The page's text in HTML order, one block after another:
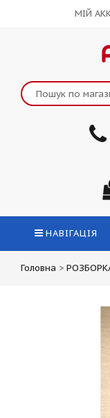
МІЙ
НАВІГАЦІЯ
Головна >